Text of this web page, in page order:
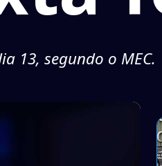
13, segundo o MEC.